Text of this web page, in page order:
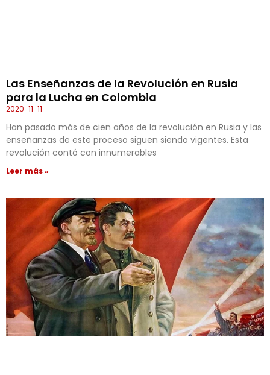
Las Enseñanzas de la Revolución en Rusia
para la Lucha en Colombia
2020-11-11
Han pasado más de cien años de la revolución en Rusia y las
enseñanzas de este proceso siguen siendo vigentes. Esta
revolución contó con innumerables
Leer más »